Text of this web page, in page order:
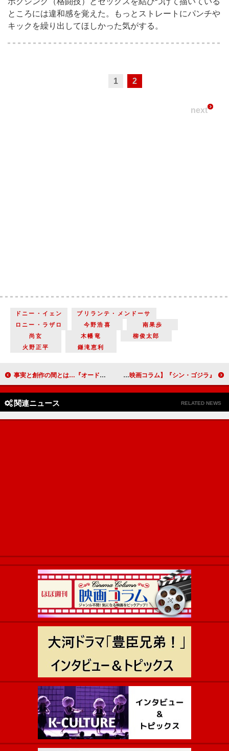
ところには違和感を覚えた。もっとストレートにパンチや
キックを繰り出してほしかった気がする。
1 2
next
ドニー・イェン
ブリランテ・メンドーサ
ロニー・ラザロ
今野浩喜
南果歩
尚玄
木幡竜
柳俊太郎
火野正平
鎌滝恵利
事実と創作の間とは…『オードリー・ヘプバーン』『マイ・ニューヨーク・ダイアリー』【映画コラム】 『シン・ゴジラ』に続いて、舞台を現代社会に置き換えて再構築した『シン・ウルトラマン』【映画コラム】
関連ニュース RELATED NEWS